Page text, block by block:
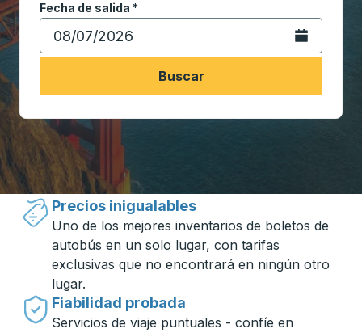
Fecha de salida *
Escriba la fecha en formato de fecha Barra diagonal
Abra el
Buscar
Viajar hecho simple con Trailways
Precios inigualables
Uno de los mejores inventarios de boletos de
autobús en un solo lugar, con tarifas
exclusivas que no encontrará en ningún otro
lugar.
Fiabilidad probada
Servicios de viaje puntuales - confíe en